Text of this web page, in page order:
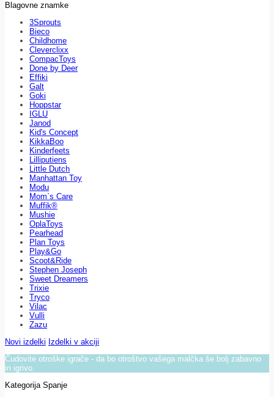
Blagovne znamke
3Sprouts
Bieco
Childhome
Cleverclixx
CompacToys
Done by Deer
Effiki
Galt
Goki
Hoppstar
IGLU
Janod
Kid's Concept
KikkaBoo
Kinderfeets
Lilliputiens
Little Dutch
Manhattan Toy
Modu
Mom`s Care
Muffik®
Mushie
OplaToys
Pearhead
Plan Toys
Play&Go
Scoot&Ride
Stephen Joseph
Sweet Dreamers
Trixie
Tryco
Vilac
Vulli
Zazu
Novi izdelki Izdelki v akciji
Čudovite otroške igrače - da bo otroštvo vašega malčka še bolj zabavno
in igrivo.
Kategorija Spanje